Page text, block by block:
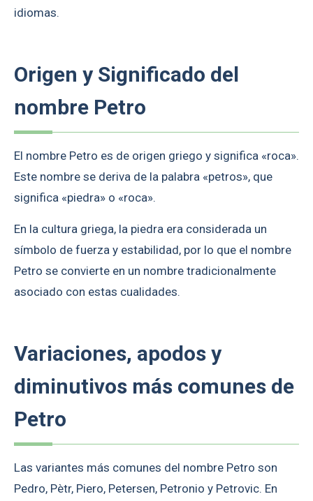
idiomas.
Origen y Significado del
nombre Petro
El nombre Petro es de origen griego y significa «roca».
Este nombre se deriva de la palabra «petros», que
significa «piedra» o «roca».
En la cultura griega, la piedra era considerada un
símbolo de fuerza y estabilidad, por lo que el nombre
Petro se convierte en un nombre tradicionalmente
asociado con estas cualidades.
Variaciones, apodos y
diminutivos más comunes de
Petro
Las variantes más comunes del nombre Petro son
Pedro, Pètr, Piero, Petersen, Petronio y Petrovic. En